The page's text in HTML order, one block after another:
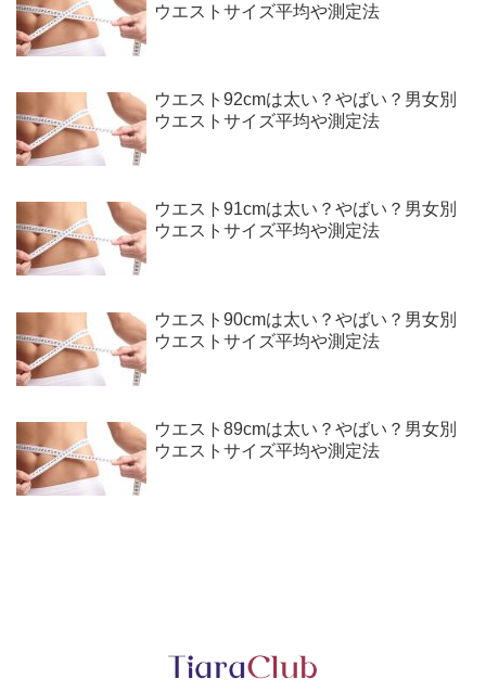
ウエストサイズ平均や測定法
ウエスト92cmは太い？やばい？男女別
ウエストサイズ平均や測定法
ウエスト91cmは太い？やばい？男女別
ウエストサイズ平均や測定法
ウエスト90cmは太い？やばい？男女別
ウエストサイズ平均や測定法
ウエスト89cmは太い？やばい？男女別
ウエストサイズ平均や測定法